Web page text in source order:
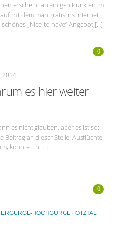
erscheint an einigen Punkten im
mit dem man gratis ins Internet
„Nice-to-have“-Angebot,[…]
0
2014
es hier weiter
es nicht glauben, aber es ist so:
Beitrag an dieser Stelle. Ausflüchte
könnte ich[…]
0
HOCHGURGL · ÖTZTAL